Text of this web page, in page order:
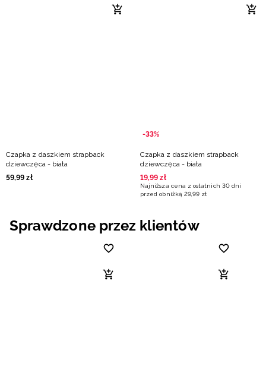
Czapka z daszkiem strapback
dziewczęca - biała
59,99 zł
-33%
Czapka z daszkiem strapback
dziewczęca - biała
19,99 zł
Najniższa cena z ostatnich 30 dni
przed obniżką 29,99 zł
Sprawdzone przez klientów